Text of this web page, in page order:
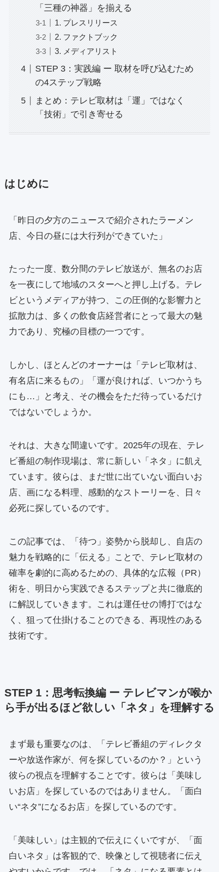
「三種の神器」を揃える
1. プレスリリース
2. ファクトブック
3. メディアリスト
STEP 3：実践編 ー 取材を呼び込むため
の4ステップ戦略
まとめ：テレビ取材は「運」ではなく
「技術」で引き寄せる
はじめに
「昨日の夕方のニュースで紹介されたラーメン
店、今日の昼には大行列ができていた」
たった一度、数分間のテレビ放送が、無名のお店
を一夜にして地域のスターへと押し上げる。テレ
ビというメディアが持つ、この圧倒的な影響力と
拡散力は、多くの飲食店経営者にとって最大の魅
力であり、究極の目標の一つです。
しかし、ほとんどのオーナーは「テレビ取材は、
有名店に来るもの」「運が良ければ、いつかうち
にも…」と考え、その機会をただ待っているだけ
ではないでしょうか。
それは、大きな間違いです。2025年の現在、テレ
ビ番組の制作現場は、常に新しい「ネタ」に飢え
ています。彼らは、まだ世に出ていない面白いお
店、画になる料理、感動的なストーリーを、日々
必死に探しているのです。
この記事では、「待つ」姿勢から脱却し、自店の
魅力を戦略的に「伝える」ことで、テレビ取材の
確率を劇的に高めるための、具体的な広報（PR）
術を、明日から実践できるステップと共に徹底的
に解説していきます。これは運任せの博打ではな
く、狙って仕掛けることのできる、再現性のある
技術です。
STEP 1：思考転換編 ー テレビマンが喉か
ら手が出るほど欲しい「ネタ」を理解する
まず最も重要なのは、「テレビ番組のディレクタ
ーや放送作家が、何を探しているのか？」という
彼らの視点を理解することです。彼らは「美味し
いお店」を探しているのではありません。「面白
い“ネタ”になるお店」を探しているのです。
「美味しい」は主観的で伝えにくいですが、「面
白いネタ」は客観的で、映像として視聴者に伝え